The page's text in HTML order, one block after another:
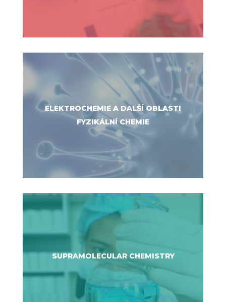
ELEKTROCHEMIE A DALŠÍ OBLASTI
FYZIKÁLNÍ CHEMIE
SUPRAMOLECULAR CHEMISTRY